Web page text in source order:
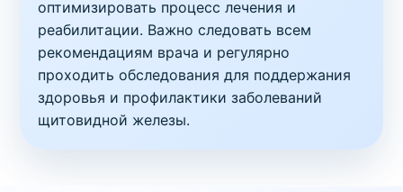
оптимизировать процесс лечения и
реабилитации. Важно следовать всем
рекомендациям врача и регулярно
проходить обследования для поддержания
здоровья и профилактики заболеваний
щитовидной железы.